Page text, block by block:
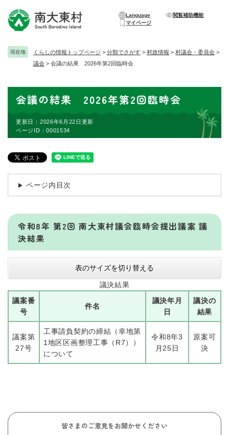
Language
閲覧補助機能
マイページ
現在地 くらしの情報トップページ > 分類でさがす > 村政情報 > 村議会・委員会 >
議会 > 会議の結果 2026年第2回臨時会
会議の結果 2026年第2回臨時会
更新日：2026年6月22日更新
ページID：0001534
ページ内目次
令和8年 第2回 南大東村議会臨時会提出議案 議
決結果
表のサイズを切り替える
議決結果
議案番
号
件名
議決年月
日
議決の
結果
議案第
27号​
工事請負契約の締結（幸地第
1地区区画整理工事（R7））
について
令和8年3
月25日​
原案可
決
皆さまのご意見をお聞かせください